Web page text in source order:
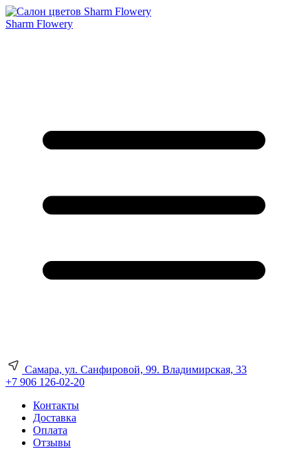
Sharm Flowery
Самара, ул. Санфировой, 99. Владимирская, 33
+7 906 126-02-20
Контакты
Доставка
Оплата
Отзывы